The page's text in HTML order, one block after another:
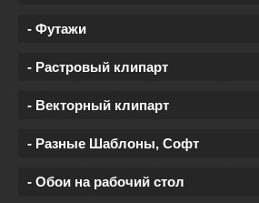
- Футажи
- Растровый клипарт
- Векторный клипарт
- Разные Шаблоны, Софт
- Обои на рабочий стол